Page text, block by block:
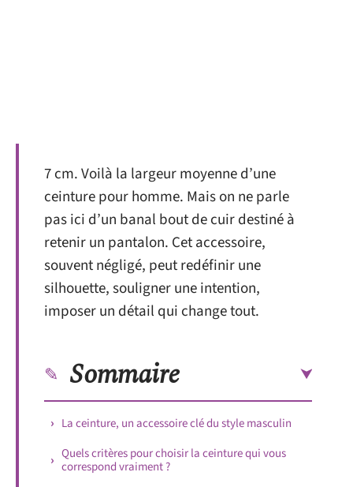
7 cm. Voilà la largeur moyenne d’une
ceinture pour homme. Mais on ne parle
pas ici d’un banal bout de cuir destiné à
retenir un pantalon. Cet accessoire,
souvent négligé, peut redéfinir une
silhouette, souligner une intention,
imposer un détail qui change tout.
Sommaire
La ceinture, un accessoire clé du style masculin
Quels critères pour choisir la ceinture qui vous
correspond vraiment ?